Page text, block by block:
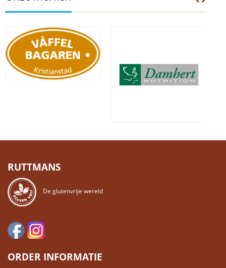
RUTTMANS
De glutenvrije wereld
ORDER INFORMATIE